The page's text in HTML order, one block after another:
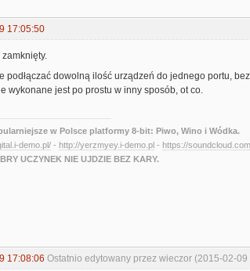
17:05:50
podłączać dowolną ilość urządzeń do jednego portu,
wykonane jest po prostu w inny sposób, ot co.
w Polsce platformy 8-bit: Piwo, Wino i Wódka.
demo.pl/ - http://yerzmyey.i-demo.pl - https://
UCZYNEK NIE UJDZIE BEZ KARY.
17:08:06 Ostatnio edytowany przez wieczor (2015-02-09